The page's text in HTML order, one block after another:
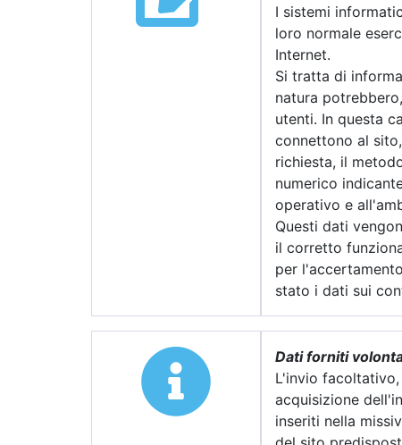
I sistemi
loro normale
Internet.
Si tratta di
natura
utenti. In questa
connettono al
richiesta, il
numerico
operativo e
Questi dati
il corretto
per
stato i dati sui
Dati forniti
L'invio
acquisizione
inseriti nella